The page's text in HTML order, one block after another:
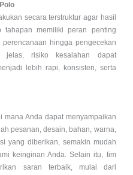
secara terstruktur agar hasil
tahapan memiliki peran penting
hingga pengecekan
risiko kesalahan dapat
lebih rapi, konsisten, serta
mana Anda dapat menyampaikan
pesanan, desain, bahan, warna,
yang diberikan, semakin mudah
keinginan Anda. Selain itu, tim
saran terbaik, mulai dari